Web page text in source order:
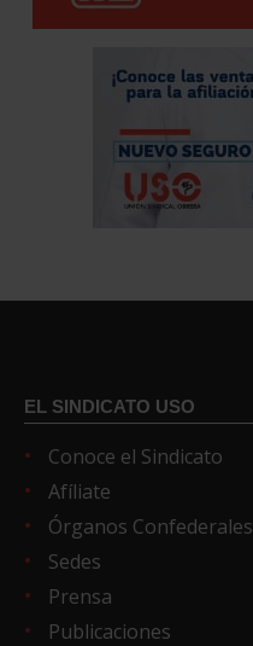
EL SINDICATO USO
Conoce el Sindicato
Afíliate
Órganos Confederales
Sedes
Prensa
Publicaciones